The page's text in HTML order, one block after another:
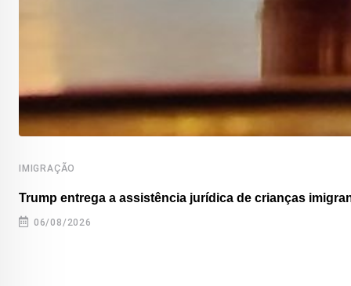
IMIGRAÇÃO
Trump entrega a assistência jurídica de crianças
06/08/2026